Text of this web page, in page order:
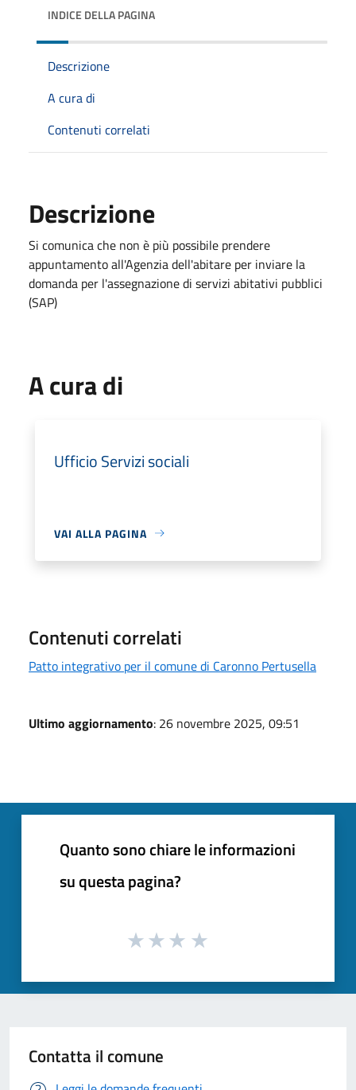
INDICE DELLA PAGINA
Descrizione
A cura di
Contenuti correlati
Descrizione
Si comunica che non è più possibile prendere
appuntamento all'Agenzia dell'abitare per inviare la
domanda per l'assegnazione di servizi abitativi pubblici
(SAP)
A cura di
Ufficio Servizi sociali
VAI ALLA PAGINA
Contenuti correlati
Patto integrativo per il comune di Caronno Pertusella
Ultimo aggiornamento: 26 novembre 2025, 09:51
Quanto sono chiare le informazioni
su questa pagina?
Contatta il comune